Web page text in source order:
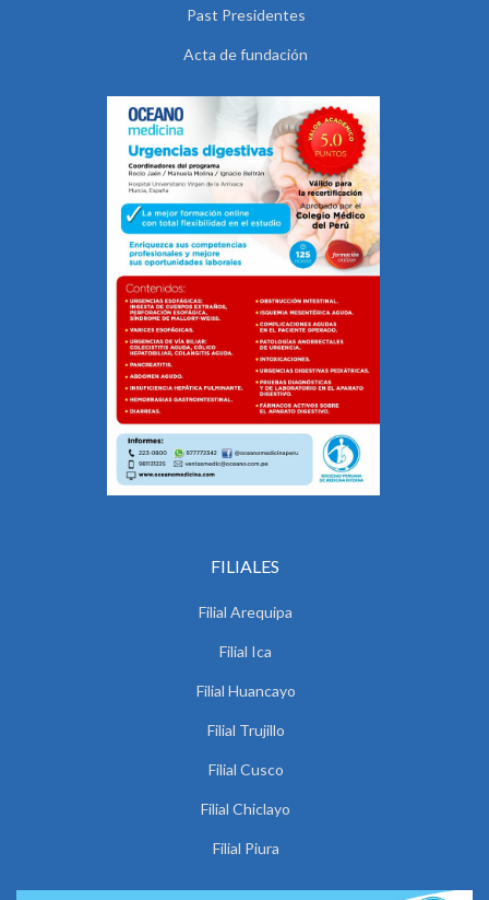
Past Presidentes
Acta de fundación
FILIALES
Filial Arequipa
Filial Ica
Filial Huancayo
Filial Trujillo
Filial Cusco
Filial Chiclayo
Filial Piura